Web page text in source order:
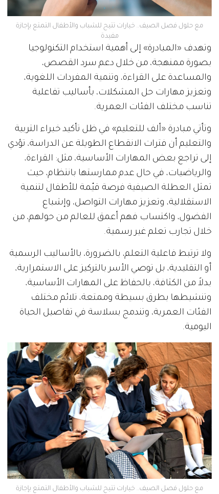
مع حلول فصل الصيف.. خيارات تتيح للشباب والأطفال التمتع بإجازة
مفيدة
وتهدف «المبادرة» إلى أهمية استخدام التكنولوجيا
بصورة ممنهجة، من خلال دعم سرد القصص،
والمساعدة على القراءة، وتنمية المفردات اللغوية،
وتعزيز مهارات حل المشكلات، بأساليب تفاعلية
تناسب مختلف الفئات العمرية.
وتأتي مبادرة «ألف للتعليم» في ظل تأكيد خبراء التربية
والتعليم أن فترات الانقطاع الطويلة عن الدراسة، تؤدي
إلى تراجع بعض المهارات الأساسية، مثل: القراءة،
والرياضيات، في حال عدم ممارستها بانتظام، حيث
تمثل العطلة الصيفية فرصة قيّمة للأطفال لتنمية
الاستقلالية، وتعزيز مهارات التواصل، وإشباع
الفضول، واكتساب فهم أعمق للعالم من حولهم، من
خلال تجارب تعلم غير رسمية.
ولا ترتبط فاعلية التعلم، بالضرورة، بالأساليب الرسمية
أو التقليدية، بل توصي الأسر بالتركيز على الاستمرارية،
بدلاً من الكثافة، بالحفاظ على المهارات الأساسية،
وتنشيطها بطرق بسيطة وممتعة، تلائم مختلف
الفئات العمرية، وتندمج بسلاسة في تفاصيل الحياة
اليومية.
مع حلول فصل الصيف.. خيارات تتيح للشباب والأطفال التمتع بإجازة